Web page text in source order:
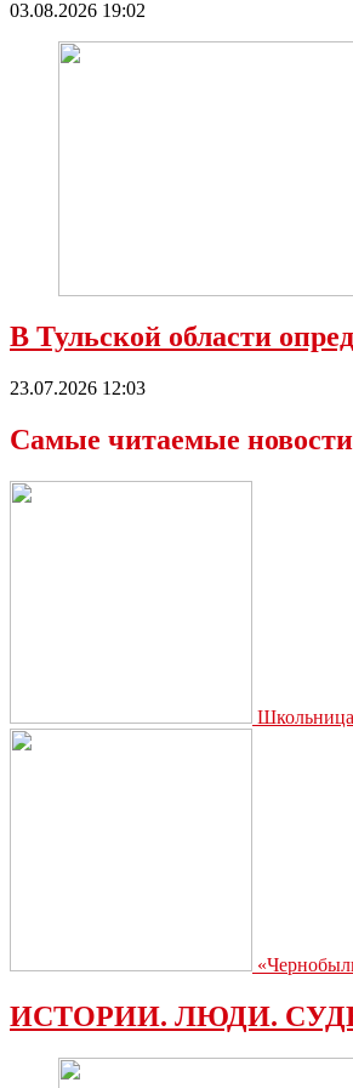
03.08.2026 19:02
В Тульской области
23.07.2026 12:03
Самые читаемые новости
ИСТОРИИ. ЛЮДИ.